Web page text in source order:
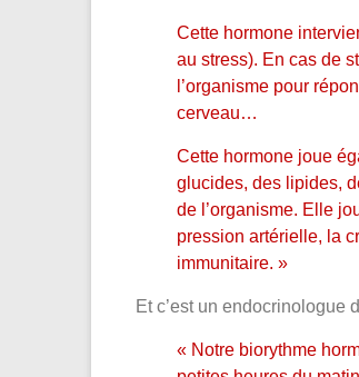
Cette hormone
au stress). En cas de
l’organisme pour
cerveau…
Cette hormone joue
glucides, des lipides,
de l’organisme. Elle
pression artérielle, la
immunitaire. »
Et c’est un endocrinologue
« Notre biorythme